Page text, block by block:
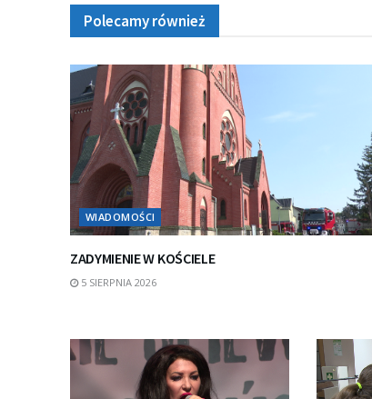
Polecamy również
WIADOMOŚCI
ZADYMIENIE W KOŚCIELE
5 SIERPNIA 2026